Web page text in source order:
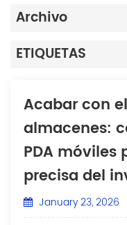
Archivo
ETIQUETAS
Acabar con
almacenes:
PDA móviles
precisa del
January 23, 2026